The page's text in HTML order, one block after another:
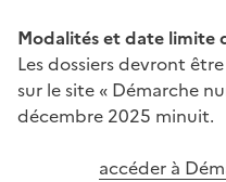
Modalités et date limite
Les dossiers devront
sur le site « Démarche
décembre 2025 minuit.
accéder à